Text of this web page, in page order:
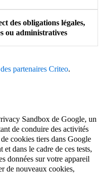
consulté pour
sur le type
ordinateur, etc.) et
de votre appareil
heure du système, etc.)
consulté pour
sur le type
de votre appareil
NT 10.0; Win64;
(KHTML, like Gecko)
Safari/537.36
de publicité
En savoir plus
la fraude
associées à des
des obligations légales,
ou administratives
partenaires Criteo.
Sandbox de Google, un
de conduire des activités
cookies tiers dans Google
dans le cadre de ces tests,
données sur votre appareil
de nouveaux cookies,